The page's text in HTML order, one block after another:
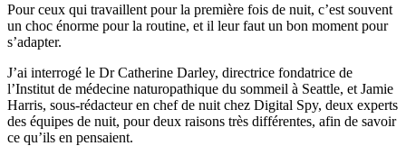
Pour ceux qui travaillent pour la première fois de nuit, c’est souvent
un choc énorme pour la routine, et il leur faut un bon moment pour
s’adapter.
J’ai interrogé le Dr Catherine Darley, directrice fondatrice de
l’Institut de médecine naturopathique du sommeil à Seattle, et Jamie
Harris, sous-rédacteur en chef de nuit chez Digital Spy, deux experts
des équipes de nuit, pour deux raisons très différentes, afin de savoir
ce qu’ils en pensaient.